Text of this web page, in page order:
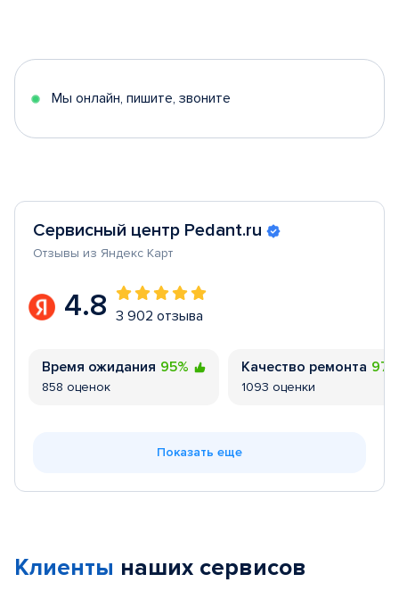
5
Мы онлайн, пишите, звоните
Сервисный центр Pedant.ru
Отзывы из Яндекс Карт
4.8 3 902 отзыва
Время ожидания 95%
858 оценок
Качество ремонта
1093 оценки
Показать еще
Клиенты наших сервисов